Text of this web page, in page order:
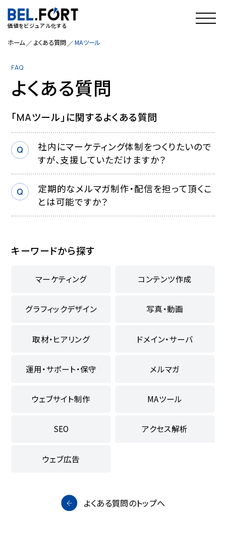
価値をビジュアル化する
ホーム よくある質問 MAツール
FAQ
よくある質問
「MAツール」に関するよくある質問
社内にマーケティング体制をつくりたいので
すが、支援していただけますか？
定期的なメルマガ制作・配信を担って頂くこ
とは可能ですか？
キーワードから探す
マーケティング コンテンツ作成
グラフィックデザイン 写真・動画
取材・ヒアリング ドメイン・サーバ
運用・サポート・保守 メルマガ
ウェブサイト制作 MAツール
SEO アクセス解析
ウェブ広告
よくある質問のトップへ